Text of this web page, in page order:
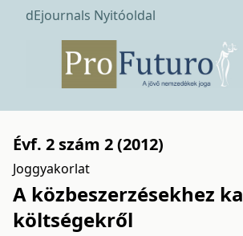
dEjournals Nyitóoldal
Évf. 2 szám 2 (2012)
Joggyakorlat
A közbeszerzésekhez
költségekről